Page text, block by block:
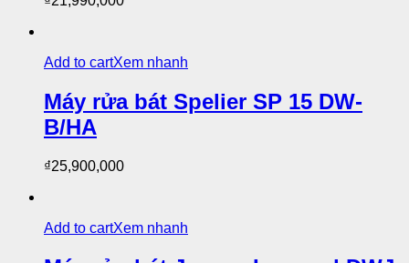
Add to cartXem nhanh
Máy rửa bát Spelier SP 15 DW-
B/HA
₫25,900,000
Add to cartXem nhanh